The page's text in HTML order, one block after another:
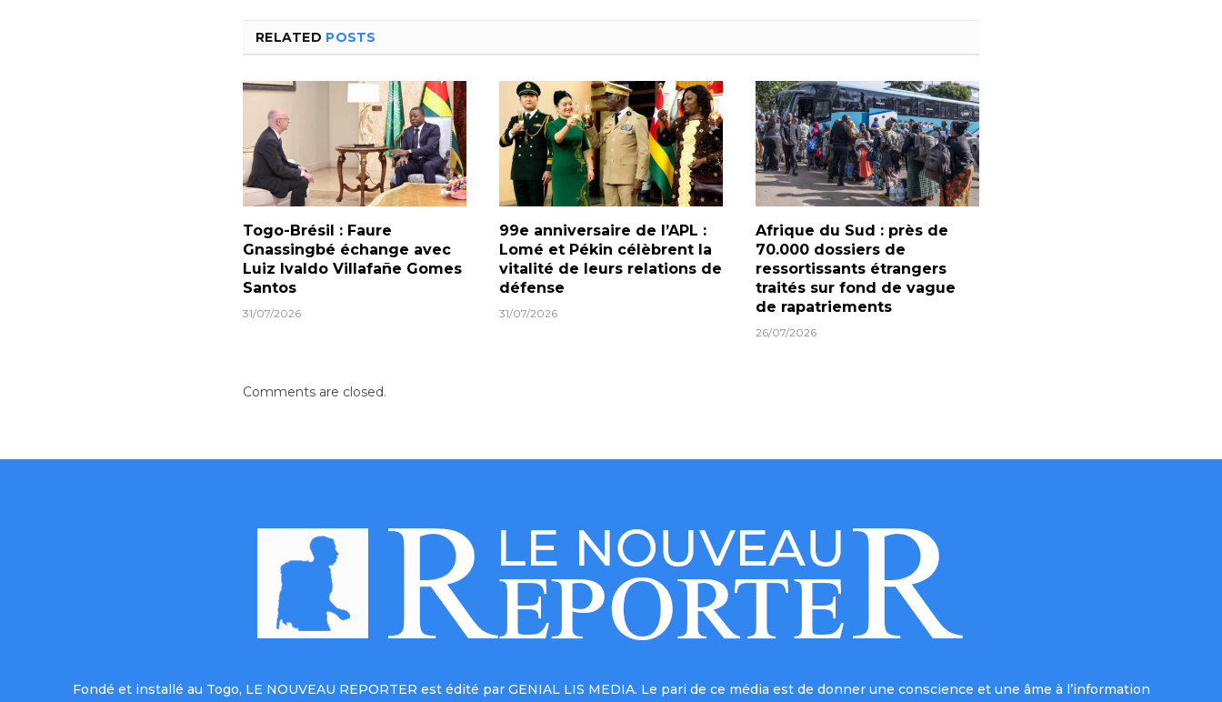
Gnassingbé échange avec
Luiz Ivaldo Villafañe Gomes
Santos
31/07/2026
Lomé et Pékin célèbrent la
vitalité de leurs relations de
défense
31/07/2026
70.000 dossiers de
ressortissants étrangers
traités sur fond de vague
de rapatriements
26/07/2026
afin de la rendre accessible à nos lecteurs. Sa vocation est d’être au service de l’information. Avec cette mission, LE NOUVEAU REPORTER s’appuie sur des